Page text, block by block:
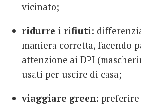
vicinato;
ridurre i rifiuti:
maniera corretta, facendo
attenzione ai DPI
usati per uscire di casa;
viaggiare green: preferire